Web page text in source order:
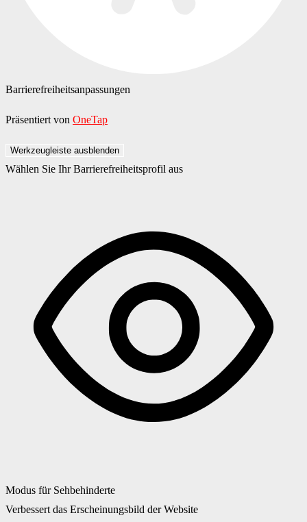
Barrierefreiheitsanpassungen
Präsentiert von OneTap
Werkzeugleiste ausblenden
Wählen Sie Ihr Barrierefreiheitsprofil aus
Modus für Sehbehinderte
Verbessert das Erscheinungsbild der Website